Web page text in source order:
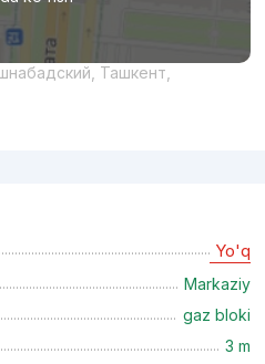
Qulaylik
m²
400...
Ташкент,
Yo'q
Markaziy
gaz bloki
3 m